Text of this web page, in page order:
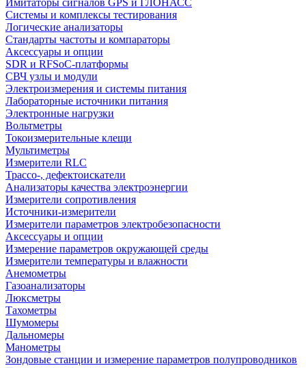
Имитаторы сигналов GPS и ГЛОНАСС
Системы и комплексы тестирования
Логические анализаторы
Стандарты частоты и компараторы
Аксессуары и опции
SDR и RFSoC‑платформы
СВЧ узлы и модули
Электроизмерения и системы питания
Лабораторные источники питания
Электронные нагрузки
Вольтметры
Токоизмерительные клещи
Мультиметры
Измерители RLC
Трассо-, дефектоискатели
Анализаторы качества электроэнергии
Измерители сопротивления
Источники-измерители
Измерители параметров электробезопасности
Аксессуары и опции
Измерение параметров окружающей среды
Измерители температуры и влажности
Анемометры
Газоанализаторы
Люксметры
Тахометры
Шумомеры
Дальномеры
Манометры
Зондовые станции и измерение параметров полупроводников